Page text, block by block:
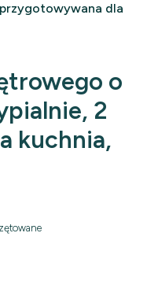
dla
o
2
kuchnia,